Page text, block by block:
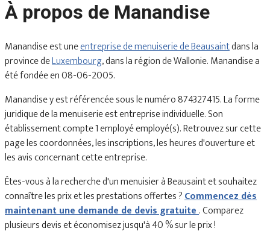
À propos de Manandise
Manandise est uneentreprise de menuiserie de Beausaintdans la
province deLuxembourg, dans la région de Wallonie. Manandise a
été fondée en 08-06-2005.
Manandise y est référencée sous le numéro 874327415. La forme
juridique de la menuiserie est entreprise individuelle. Son
établissement compte 1 employé employé(s). Retrouvez sur cette
page les coordonnées, les inscriptions, les heures d'ouverture et
les avis concernant cette entreprise.
Êtes-vous à la recherche d'un menuisier à Beausaint et souhaitez
connaître les prix et les prestations offertes ?Commencez dès
maintenant une demande de devis gratuite. Comparez
plusieurs devis et économisez jusqu'à 40 % sur le prix !